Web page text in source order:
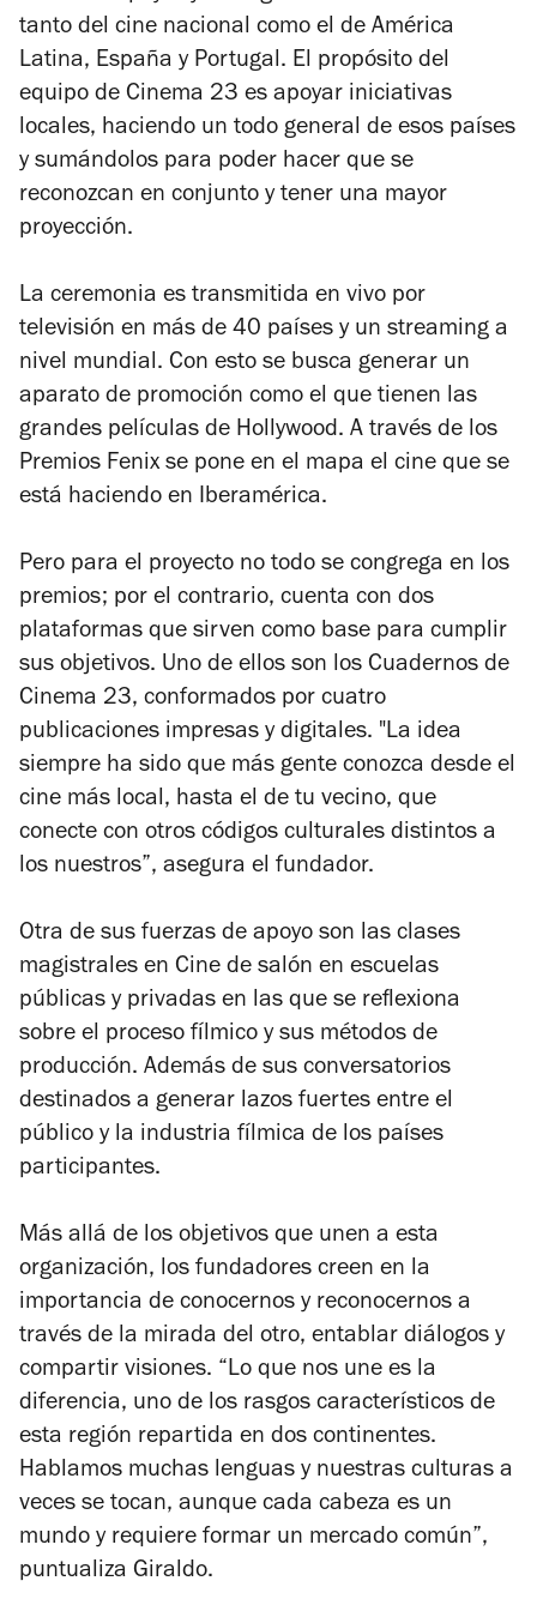
tanto del cine nacional como el de América
Latina, España y Portugal. El propósito del
equipo de Cinema 23 es apoyar iniciativas
locales, haciendo un todo general de esos países
y sumándolos para poder hacer que se
reconozcan en conjunto y tener una mayor
proyección.
La ceremonia es transmitida en vivo por
televisión en más de 40 países y un streaming a
nivel mundial. Con esto se busca generar un
aparato de promoción como el que tienen las
grandes películas de Hollywood. A través de los
Premios Fenix se pone en el mapa el cine que se
está haciendo en Iberamérica.
Pero para el proyecto no todo se congrega en los
premios; por el contrario, cuenta con dos
plataformas que sirven como base para cumplir
sus objetivos. Uno de ellos son los Cuadernos de
Cinema 23, conformados por cuatro
publicaciones impresas y digitales. "La idea
siempre ha sido que más gente conozca desde el
cine más local, hasta el de tu vecino, que
conecte con otros códigos culturales distintos a
los nuestros”, asegura el fundador.
Otra de sus fuerzas de apoyo son las clases
magistrales en Cine de salón en escuelas
públicas y privadas en las que se reflexiona
sobre el proceso fílmico y sus métodos de
producción. Además de sus conversatorios
destinados a generar lazos fuertes entre el
público y la industria fílmica de los países
participantes.
Más allá de los objetivos que unen a esta
organización, los fundadores creen en la
importancia de conocernos y reconocernos a
través de la mirada del otro, entablar diálogos y
compartir visiones. “Lo que nos une es la
diferencia, uno de los rasgos característicos de
esta región repartida en dos continentes.
Hablamos muchas lenguas y nuestras culturas a
veces se tocan, aunque cada cabeza es un
mundo y requiere formar un mercado común”,
puntualiza Giraldo.